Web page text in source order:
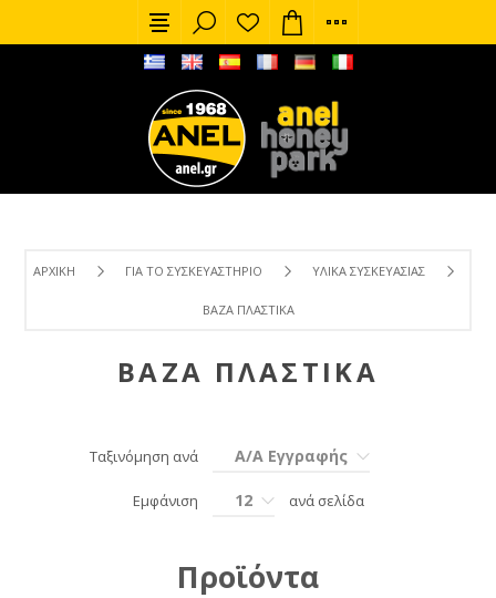
ΑΡΧΙΚΉ ΓΙΑ ΤΟ ΣΥΣΚΕΥΑΣΤΉΡΙΟ ΥΛΙΚΆ ΣΥΣΚΕΥΑΣΊΑΣ
ΒΆΖΑ ΠΛΑΣΤΙΚΆ
ΒΆΖΑ ΠΛΑΣΤΙΚΆ
Ταξινόμηση ανά Α/Α Εγγραφής
Εμφάνιση 12 ανά σελίδα
Προϊόντα